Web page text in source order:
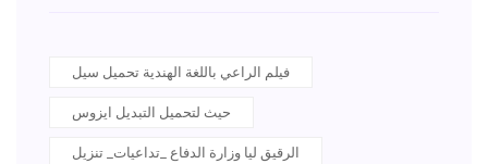
فيلم الراعي باللغة الهندية تحميل سيل
حيث لتحميل التبديل ايزوس
الرقيق ليا وزارة الدفاع _تداعيات_ تنزيل